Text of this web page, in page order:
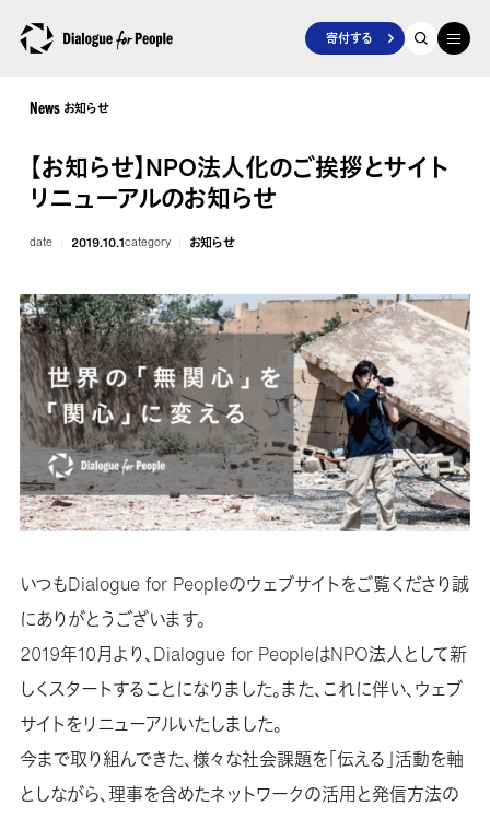
寄付する
News お知らせ
【お知らせ】NPO法人化のご挨拶とサイト
リニューアルのお知らせ
date 2019.10.1category お知らせ
いつもDialogue for Peopleのウェブサイトをご覧くださり誠
にありがとうございます。
2019年10月より、Dialogue for PeopleはNPO法人として新
しくスタートすることになりました。また、これに伴い、ウェブ
サイトをリニューアルいたしました。
今まで取り組んできた、様々な社会課題を「伝える」活動を軸
としながら、理事を含めたネットワークの活用と発信方法の